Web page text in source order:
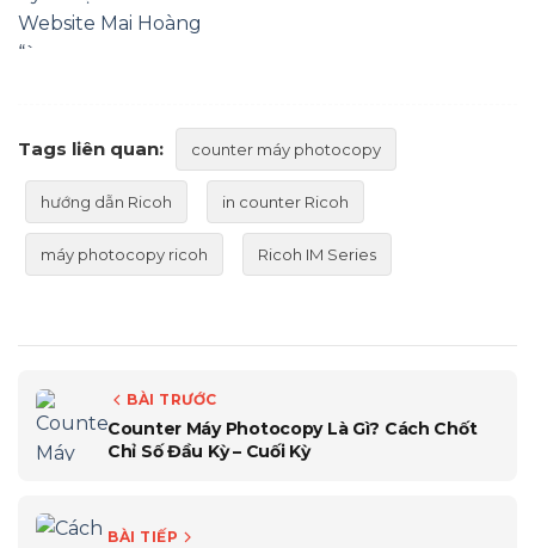
Website Mai Hoàng
“`
Tags liên quan: counter máy photocopy
hướng dẫn Ricoh in counter Ricoh
máy photocopy ricoh Ricoh IM Series
BÀI TRƯỚC
Counter Máy Photocopy Là Gì? Cách Chốt
Chỉ Số Đầu Kỳ – Cuối Kỳ
BÀI TIẾP